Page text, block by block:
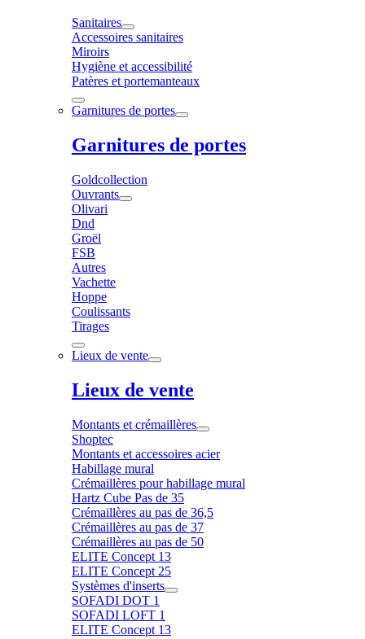
Sanitaires
Accessoires sanitaires
Miroirs
Hygiène et accessibilité
Patères et portemanteaux
Garnitures de portes
Garnitures de portes
Goldcollection
Ouvrants
Olivari
Dnd
Groël
FSB
Autres
Vachette
Hoppe
Coulissants
Tirages
Lieux de vente
Lieux de vente
Montants et crémaillères
Shoptec
Montants et accessoires acier
Habillage mural
Crémaillères pour habillage mural
Hartz Cube Pas de 35
Crémaillères au pas de 36,5
Crémaillères au pas de 37
Crémaillères au pas de 50
ELITE Concept 13
ELITE Concept 25
Systèmes d'inserts
SOFADI DOT 1
SOFADI LOFT 1
ELITE Concept 13